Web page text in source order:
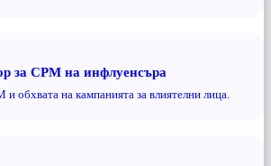
за CPM на инфлуенсъра
и обхвата на кампанията за влиятелни лица.